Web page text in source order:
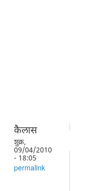
कैलास
शुक्र,
09/04/2010
- 18:05
permalink